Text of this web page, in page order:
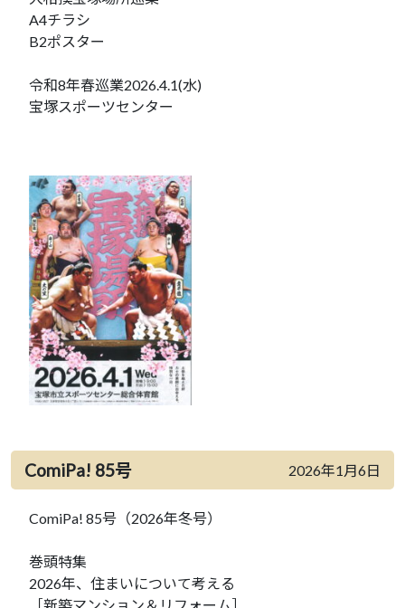
A4チラシ
B2ポスター
令和8年春巡業2026.4.1(水)
宝塚スポーツセンター
ComiPa! 85号 2026年1月6日
ComiPa! 85号（2026年冬号）
巻頭特集
2026年、住まいについて考える